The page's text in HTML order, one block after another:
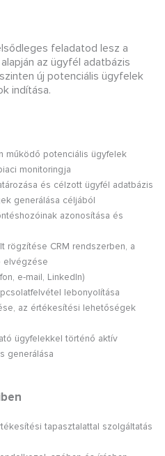
feladatod lesz a
az ügyfél adatbázis
új potenciális ügyfelek
indítása.
működő potenciális ügyfelek
monitoringja
és célzott ügyfél adatbázis
generálása céljából
azonosítása és
rögzítése CRM rendszerben, a
elvégzése
e-mail, LinkedIn)
lebonyolítása
az értékesítési lehetőségek
ügyfelekkel történő aktív
generálása
tapasztalattal szolgáltatás